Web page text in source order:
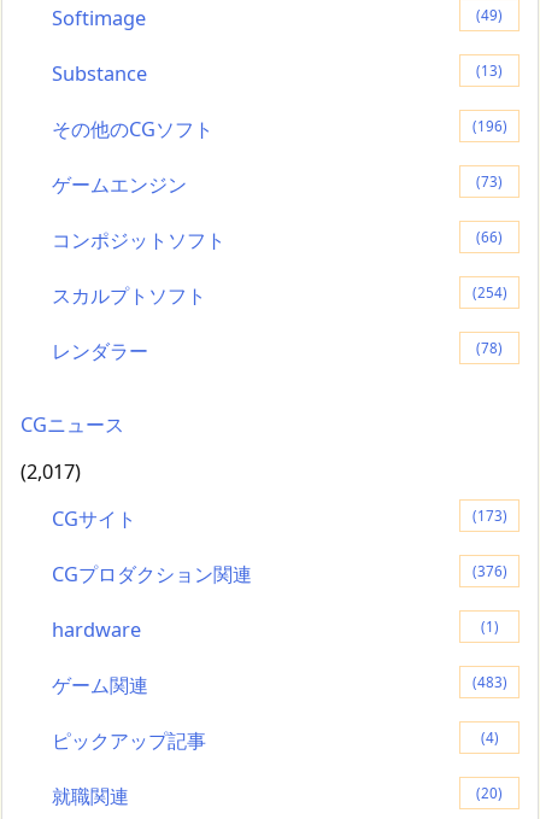
Softimage (49)
Substance (13)
その他のCGソフト (196)
ゲームエンジン (73)
コンポジットソフト (66)
スカルプトソフト (254)
レンダラー (78)
CGニュース
(2,017)
CGサイト
(173)
CGプロダクション関連 (376)
hardware (1)
ゲーム関連 (483)
ピックアップ記事 (4)
就職関連 (20)